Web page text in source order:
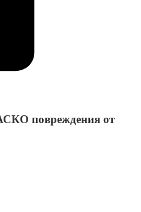
повреждения от